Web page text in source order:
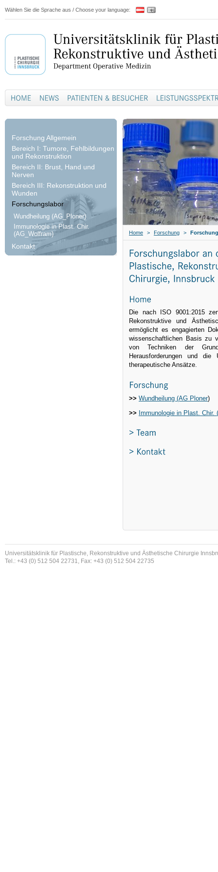
Wählen Sie die Sprache aus / Choose your language:
Forschung Allgemein
Bereich I: Tumore, Fehlbildungen
und Rekonstruktion
Bereich II: Brust, Hand und
Nerven
Bereich III: Rekonstruktion und
Wunden
Forschungslabor
Wundheilung (AG_Ploner)
Immunologie in Plast. Chir.
(AG_Wolfram)
Kontakt
Home > Forschung >
Die nach ISO 9001:2015
Rekonstruktive und
ermöglicht es engagierten
wissenschaftlichen Basis zu
von Techniken der
Herausforderungen und
therapeutische Ansätze.
>>​ Wundheilung (AG Ploner)
>>​ Immunologie in Plast. Chir.
Universitätsklinik für Plastische, Rekonstruktive und Ästhetische Chirurgie
Tel.: +43 (0) 512 504 22731, Fax: +43 (0) 512 504 22735